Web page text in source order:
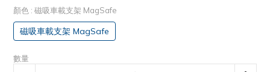
顏色 : 磁吸車載支架 MagSafe
磁吸車載支架 MagSafe
數量